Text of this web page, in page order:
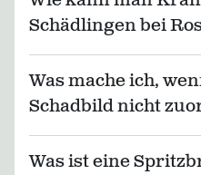
Schädlingen bei
Was mache ich,
Schadbild nicht
Was ist eine